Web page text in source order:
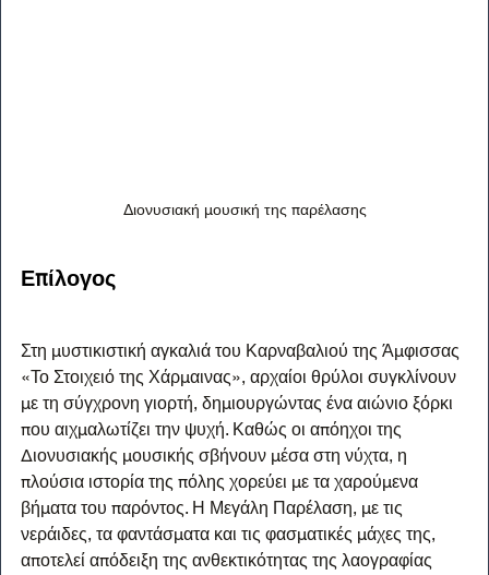
Διονυσιακή μουσική της παρέλασης
Επίλογος
Στη μυστικιστική αγκαλιά του Καρναβαλιού της Άμφισσας
«Το Στοιχειό της Χάρμαινας», αρχαίοι θρύλοι συγκλίνουν
με τη σύγχρονη γιορτή, δημιουργώντας ένα αιώνιο ξόρκι
που αιχμαλωτίζει την ψυχή. Καθώς οι απόηχοι της
Διονυσιακής μουσικής σβήνουν μέσα στη νύχτα, η
πλούσια ιστορία της πόλης χορεύει με τα χαρούμενα
βήματα του παρόντος. Η Μεγάλη Παρέλαση, με τις
νεράιδες, τα φαντάσματα και τις φασματικές μάχες της,
αποτελεί απόδειξη της ανθεκτικότητας της λαογραφίας